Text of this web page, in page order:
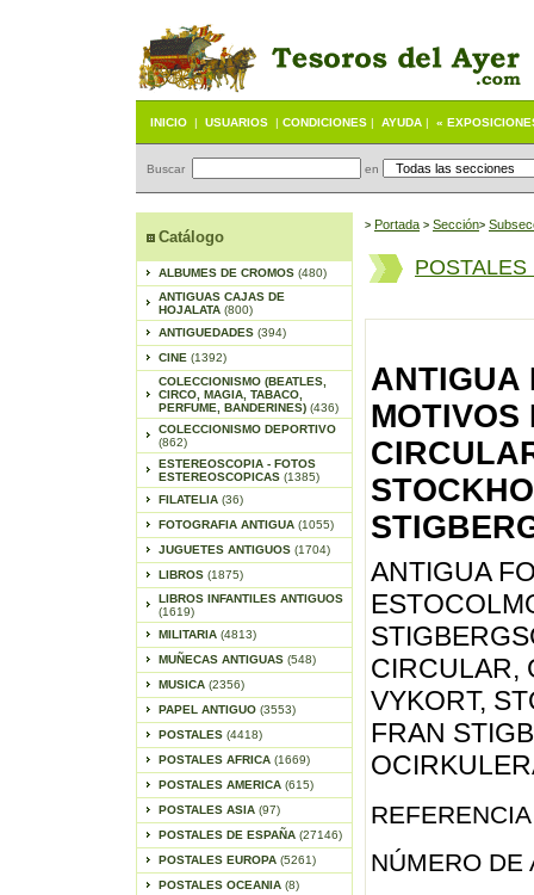
INICIO | USUARIOS | CONDICIONES | AYUDA | «
Buscar en
Catálogo
ALBUMES DE CROMOS (480)
ANTIGUAS CAJAS DE
HOJALATA (800)
ANTIGUEDADES (394)
CINE (1392)
COLECCIONISMO (BEATLES,
CIRCO, MAGIA, TABACO,
PERFUME, BANDERINES) (436)
COLECCIONISMO DEPORTIVO
(862)
ESTEREOSCOPIA - FOTOS
ESTEREOSCOPICAS (1385)
FILATELIA (36)
FOTOGRAFIA ANTIGUA (1055)
JUGUETES ANTIGUOS (1704)
LIBROS (1875)
LIBROS INFANTILES ANTIGUOS
(1619)
MILITARIA (4813)
MUÑECAS ANTIGUAS (548)
MUSICA (2356)
PAPEL ANTIGUO (3553)
POSTALES (4418)
POSTALES AFRICA (1669)
POSTALES AMERICA (615)
POSTALES ASIA (97)
POSTALES DE ESPAÑA (27146)
POSTALES EUROPA (5261)
POSTALES OCEANIA (8)
> Portada > Sección>
POSTALES
ANTIGUA
MOTIVOS
ANTIGUA
CIRCULAR,
VYKORT,
FRAN
NÚMERO DE